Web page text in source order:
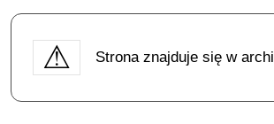
Strona znajduje się w